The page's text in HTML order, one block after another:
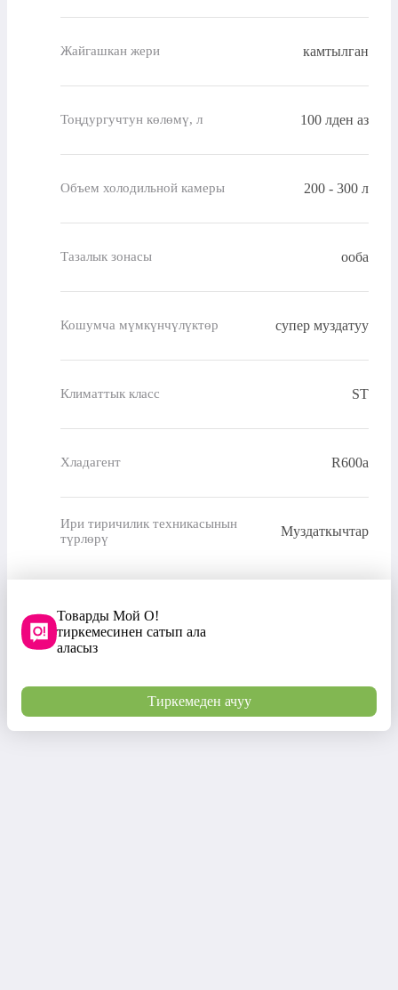
Жайгашкан жери камтылган
Тоңдургучтун көлөмү, л 100 лден аз
Объем холодильной камеры 200 - 300 л
Тазалык зонасы ооба
Кошумча мүмкүнчүлүктөр супер муздатуу
Климаттык класс ST
Хладагент R600a
Ири тиричилик техникасынын
түрлөрү
Муздаткычтар
Товарды Мой О!
тиркемесинен сатып ала
аласыз
Тиркемеден ачуу